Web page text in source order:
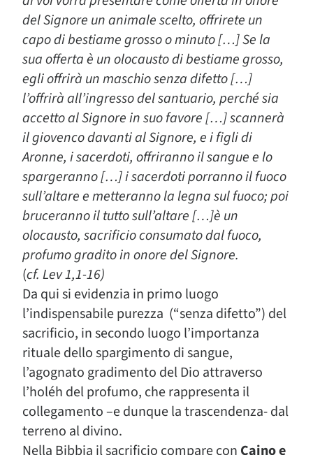
del Signore un animale scelto, offrirete un
capo di bestiame grosso o minuto […] Se la
sua offerta è un olocausto di bestiame grosso,
egli offrirà un maschio senza difetto […]
l’offrirà all’ingresso del santuario, perché sia
accetto al Signore in suo favore […] scannerà
il giovenco davanti al Signore, e i figli di
Aronne, i sacerdoti, offriranno il sangue e lo
spargeranno […] i sacerdoti porranno il fuoco
sull’altare e metteranno la legna sul fuoco; poi
bruceranno il tutto sull’altare […]è un
olocausto, sacrificio consumato dal fuoco,
profumo gradito in onore del Signore.
(cf. Lev 1,1-16)
Da qui si evidenzia in primo luogo
l’indispensabile purezza (“senza difetto”) del
sacrificio, in secondo luogo l’importanza
rituale dello spargimento di sangue,
l’agognato gradimento del Dio attraverso
l’holéh del profumo, che rappresenta il
collegamento –e dunque la trascendenza- dal
terreno al divino.
Nella Bibbia il sacrificio compare con Caino e